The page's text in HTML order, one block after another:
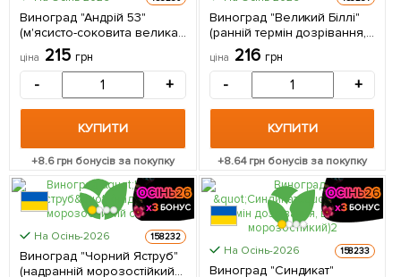
Виноград "Андрій 53"
(м'ясисто-соковита велика
ягода) 1 саджанець в
упаковці
ціна 215 грн
- +
КУПИТИ
+8.6грн бонусів за покупку
Виноград "Великий Біллі"
(ранній термін дозрівання,
великий, солодкий) 1
саджанець в упаковці
ціна 216 грн
- +
КУПИТИ
+8.64грн бонусів за покупку
На Осінь-2026 158232
Виноград "Чорний Яструб"
(надранній морозостійкий
На Осінь-2026 158233
Виноград "Синдикат"